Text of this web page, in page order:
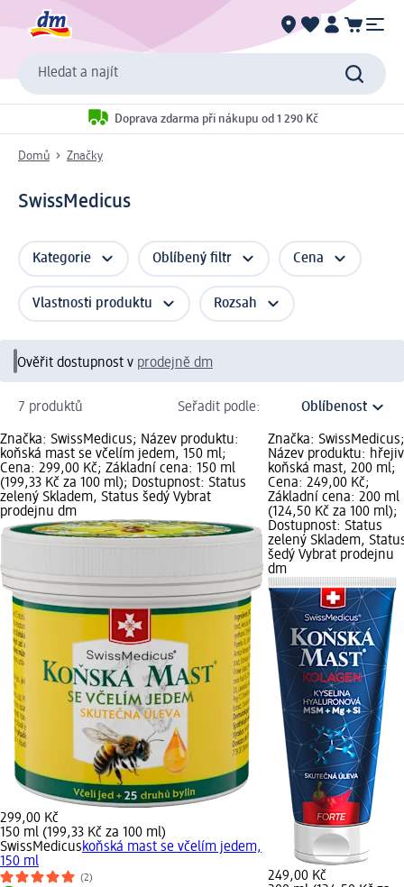
Hledat a najít
Doprava zdarma při nákupu od 1 290 Kč
Domů Značky
SwissMedicus
Kategorie Oblíbený filtr Cena
Vlastnosti produktu Rozsah
Ověřit dostupnost v prodejně dm
7 produktů Seřadit podle:
Značka: SwissMedicus; Název produktu:
koňská mast se včelím jedem, 150 ml;
Cena: 299,00 Kč; Základní cena: 150 ml
(199,33 Kč za 100 ml); Dostupnost: Status
zelený Skladem, Status šedý Vybrat
prodejnu dm
299,00 Kč
150 ml (199,33 Kč za 100 ml)
SwissMedicuskoňská mast se včelím jedem,
150 ml
(2)
Značka: SwissMedicus;
Název produktu:
koňská mast, 200 ml;
Cena: 249,00 Kč;
Základní cena: 200 ml
(124,50 Kč za 100 ml);
Dostupnost: Status
zelený Skladem,
šedý Vybrat prodejnu
dm
249,00 Kč